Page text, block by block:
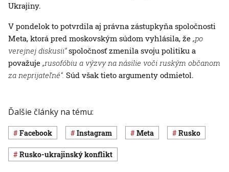
Ukrajiny.
V pondelok to potvrdila aj právna zástupkyňa spoločnosti
Meta, ktorá pred moskovským súdom vyhlásila, že „po
verejnej diskusii“spoločnosť zmenila svoju politiku a
považuje „rusofóbiu a výzvy na násilie voči ruským občanom
za neprijateľné“. Súd však tieto argumenty odmietol.
Ďalšie články na tému:
Facebook Instagram Meta Rusko
rusko-ukrajinský konflikt